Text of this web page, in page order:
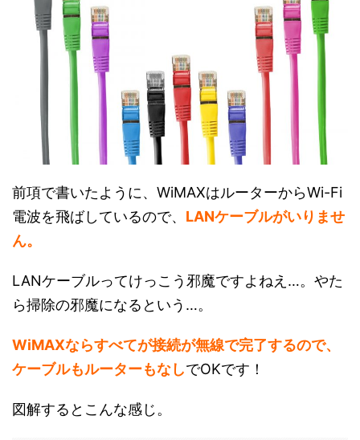
前項で書いたように、WiMAXはルーターからWi-Fi
電波を飛ばしているので、 LANケーブルがいりませ
ん。
LANケーブルってけっこう邪魔ですよねえ…。 やた
ら掃除の邪魔になるという…。
WiMAXならすべてが接続が無線で完了するので、
ケーブルもルーターもなしでOKです！
図解するとこんな感じ。